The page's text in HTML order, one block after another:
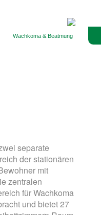
Wachkoma & Beatmung
separate
der stationären
mit
zentralen
für Wachkoma
und bietet 27